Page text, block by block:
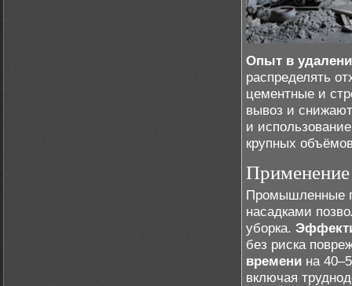
Опыт в
распределять
цементные и
вывоз и
и
крупных
Применение
Промышленные
насадками
уборка.
без риска
времени на
включая